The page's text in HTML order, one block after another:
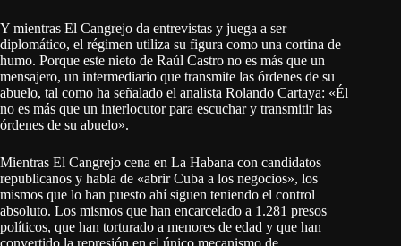
Y mientras El Cangrejo da entrevistas y juega a ser
diplomático, el régimen utiliza su figura como una cortina de
humo. Porque este nieto de Raúl Castro no es más que un
mensajero, un intermediario que transmite las órdenes de su
abuelo, tal como ha señalado el analista Rolando Cartaya: «Él
no es más que un interlocutor para escuchar y transmitir las
órdenes de su abuelo».
Mientras El Cangrejo cena en La Habana con candidatos
republicanos y habla de «abrir Cuba a los negocios», los
mismos que lo han puesto ahí siguen teniendo el control
absoluto. Los mismos que han encarcelado a 1.281 presos
políticos, que han torturado a menores de edad y que han
convertido la represión en el único mecanismo de